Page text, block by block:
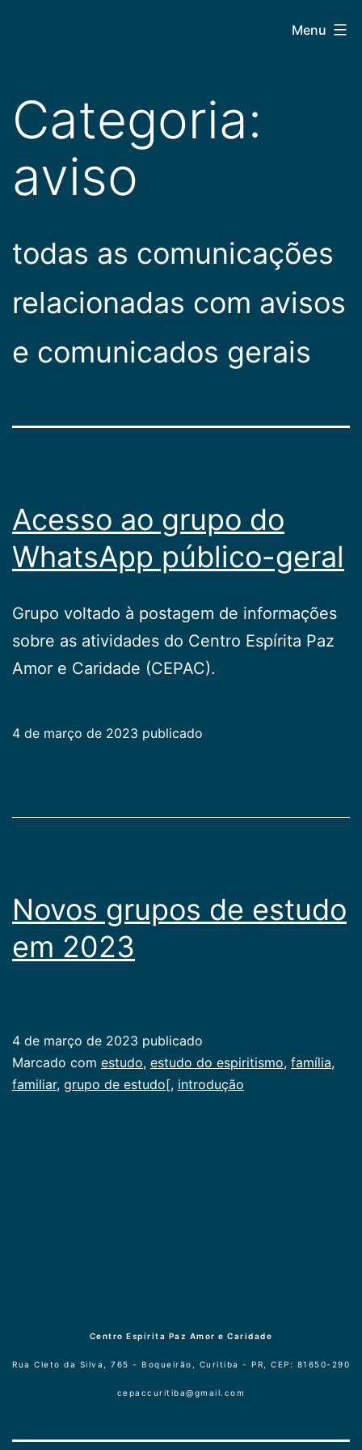
conteúdo
Menu
Categoria:
aviso
todas as comunicações
relacionadas com avisos
e comunicados gerais
Acesso ao grupo do
WhatsApp público-geral
Grupo voltado à postagem de informações
sobre as atividades do Centro Espírita Paz
Amor e Caridade (CEPAC).
4 de março de 2023 publicado
Novos grupos de estudo
em 2023
4 de março de 2023 publicado
Categorizado
como
Marcado com estudo, estudo do espiritismo, família,
familiar, grupo de estudo[, introdução
Centro Espírita Paz Amor e Caridade
Rua Cleto da Silva, 765 - Boqueirão, Curitiba - PR, CEP: 81650-290
cepaccuritiba@gmail.com